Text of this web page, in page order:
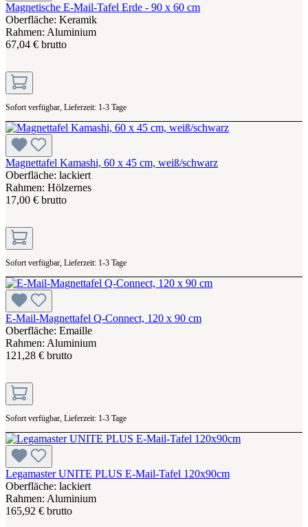
Magnetische E-Mail-Tafel Erde - 90 x 60 cm
Oberfläche: Keramik
Rahmen: Aluminium
67,04 € brutto
Sofort verfügbar, Lieferzeit: 1-3 Tage
Magnettafel Kamashi, 60 x 45 cm, weiß/schwarz
Oberfläche: lackiert
Rahmen: Hölzernes
17,00 € brutto
Sofort verfügbar, Lieferzeit: 1-3 Tage
E-Mail-Magnettafel Q-Connect, 120 x 90 cm
Oberfläche: Emaille
Rahmen: Aluminium
121,28 € brutto
Sofort verfügbar, Lieferzeit: 1-3 Tage
Legamaster UNITE PLUS E-Mail-Tafel 120x90cm
Oberfläche: lackiert
Rahmen: Aluminium
165,92 € brutto